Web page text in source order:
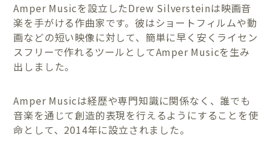
Amper Musicを設立したDrew Silversteinは映画音
楽を手がける作曲家です。彼はショートフィルムや動
画などの短い映像に対して、簡単に早く安くライセン
スフリーで作れるツールとしてAmper Musicを生み
出しました。
Amper Musicは経歴や専門知識に関係なく、誰でも
音楽を通じて創造的表現を行えるようにすることを使
命として、2014年に設立されました。